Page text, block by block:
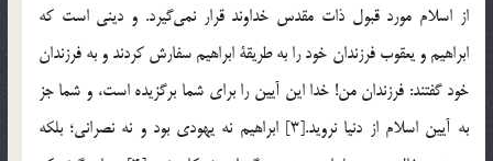
از اسلام مورد قبول ذات مقدس خداوند قرار نمي‌گيرد. و ديني است كه
ابراهيم و يعقوب فرزندان خود را به طريقة ابراهيم سفارش كردند و به فرزندان
خود گفتند: فرزندان من! خدا اين آيين را براي شما برگزيده است، و شما جز
به آيين اسلام از دنيا نرويد.[3] ابراهيم نه يهودي بود و نه نصراني؛ بلكه